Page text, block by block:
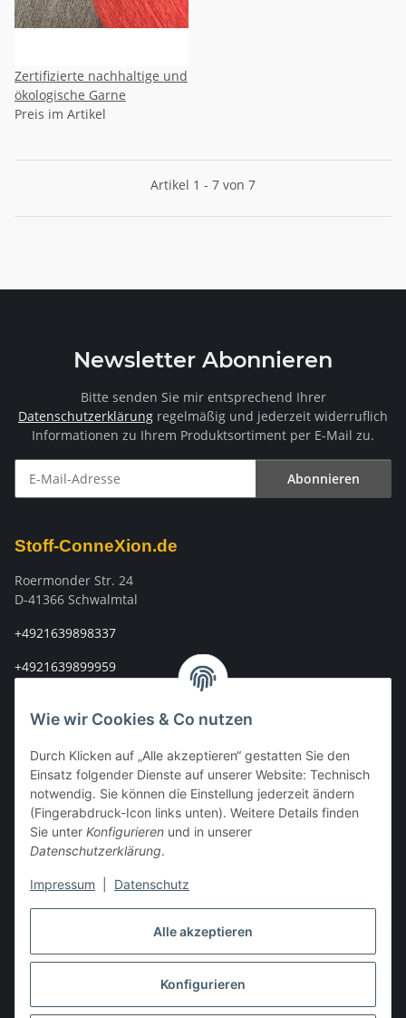
Alle akzeptieren
Konfigurieren
Wie wir Cookies & Co nutzen
Durch Klicken auf „Alle akzeptieren“ gestatten Sie den
Einsatz folgender Dienste auf unserer Website: Technisch
notwendig. Sie können die Einstellung jederzeit ändern
(Fingerabdruck-Icon links unten). Weitere Details finden
Sie unter Konfigurieren und in unserer
Datenschutzerklärung.
Impressum Datenschutz
Zertifizierte nachhaltige und
ökologische Garne
Preis im Artikel
Artikel 1 - 7 von 7
Newsletter Abonnieren
Bitte senden Sie mir entsprechend Ihrer
Datenschutzerklärung regelmäßig und jederzeit widerruflich
Informationen zu Ihrem Produktsortiment per E-Mail zu.
Abonnieren
Stoff-ConneXion.de
Roermonder Str. 24
D-41366 Schwalmtal
+4921639898337
+4921639899959
Rechtliches
Mein Konto
Vertrag widerrufen